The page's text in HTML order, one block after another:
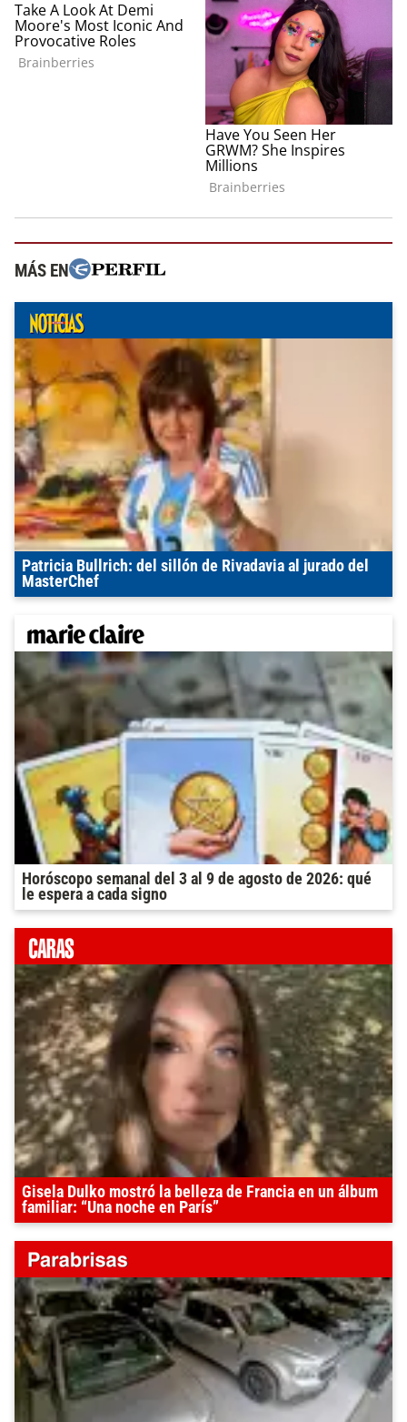
MÁS EN
Patricia Bullrich: del sillón de Rivadavia al jurado del
MasterChef
Horóscopo semanal del 3 al 9 de agosto de 2026: qué
le espera a cada signo
Gisela Dulko mostró la belleza de Francia en un álbum
familiar: “Una noche en París”